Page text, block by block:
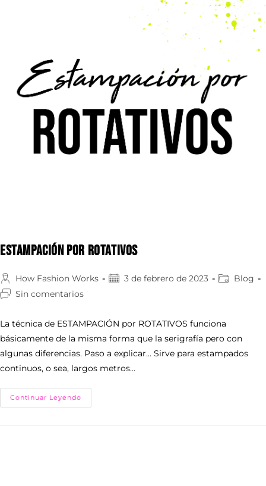
ESTAMPACIÓN POR ROTATIVOS
How Fashion Works 3 de febrero de 2023
Blog
Sin comentarios
La técnica de ESTAMPACIÓN por ROTATIVOS funciona
básicamente de la misma forma que la serigrafía pero con
algunas diferencias. Paso a explicar... Sirve para estampados
continuos, o sea, largos metros…
Continuar Leyendo